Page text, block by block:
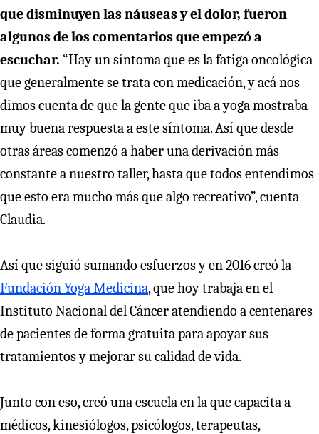
que disminuyen las náuseas y el dolor, fueron
algunos de los comentarios que empezó a
escuchar. “Hay un síntoma que es la fatiga oncológica
que generalmente se trata con medicación, y acá nos
dimos cuenta de que la gente que iba a yoga mostraba
muy buena respuesta a este síntoma. Así que desde
otras áreas comenzó a haber una derivación más
constante a nuestro taller, hasta que todos entendimos
que esto era mucho más que algo recreativo”, cuenta
Claudia.
Así que siguió sumando esfuerzos y en 2016 creó la
Fundación Yoga Medicina, que hoy trabaja en el
Instituto Nacional del Cáncer atendiendo a centenares
de pacientes de forma gratuita para apoyar sus
tratamientos y mejorar su calidad de vida.
Junto con eso, creó una escuela en la que capacita a
médicos, kinesiólogos, psicólogos, terapeutas,